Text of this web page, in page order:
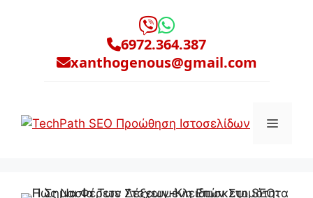
6972.364.387
xanthogenous@gmail.com